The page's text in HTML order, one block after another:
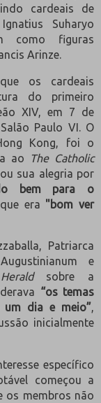
cardeais de
Suharyo
como figuras
Arinze.
os cardeais
do primeiro
XIV, em 7 de
Paulo VI. O
Kong, foi o
ao
The Catholic
sua alegria por
bem para o
era "bom ver
Patriarca
e
sobre a
“os temas
um dia e meio”,
inicialmente
específico
começou a
os membros não